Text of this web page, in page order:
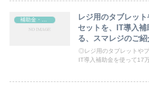
補助金・助成金
レジ用のタブレッ
セットを、IT導入
る、スマレジのご紹
◎レジ用のタブレットや
IT導入補助金を使って17